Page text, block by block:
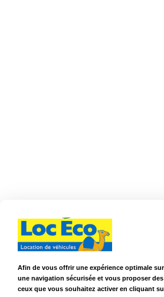
Afin de vous offrir une expérience optimale
une navigation sécurisée et vous proposer
ceux que vous souhaitez activer en cliquant